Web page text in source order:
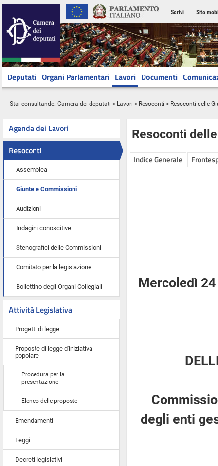
Scrivi Sito
Deputati Organi Parlamentari Lavori Documenti
Stai consultando: Camera dei deputati > Lavori > Resoconti > Resoconti delle
Agenda dei Lavori
Resoconti
Assemblea
Giunte e Commissioni
Audizioni
Indagini conoscitive
Stenografici delle Commissioni
Comitato per la legislazione
Bollettino degli Organi Collegiali
Attività Legislativa
Progetti di legge
Proposte di legge d'iniziativa
popolare
Procedura per la
presentazione
Elenco delle proposte
Emendamenti
Leggi
Decreti legislativi
Resoconti
Indice Generale
Mercoledì
degli enti